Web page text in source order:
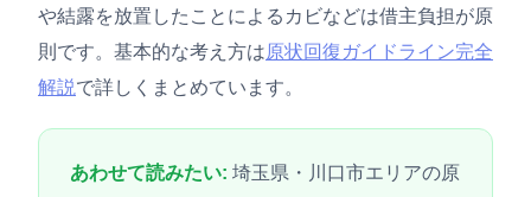
や結露を放置したことによるカビなどは借主負担が原
則です。基本的な考え方は原状回復ガイドライン完全
解説で詳しくまとめています。
あわせて読みたい: 埼玉県・川口市エリアの原